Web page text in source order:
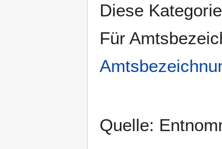
Navigation
Suche
Diese
Für
Quelle: